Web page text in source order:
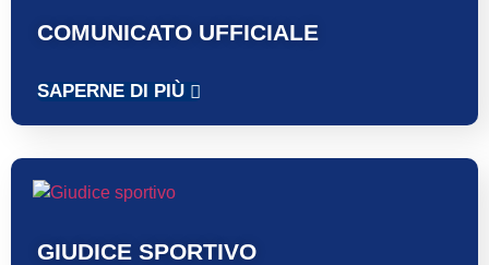
COMUNICATO UFFICIALE
SAPERNE DI PIÙ
GIUDICE SPORTIVO